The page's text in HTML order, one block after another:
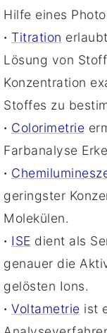
Hilfe eines
· Titration
Lösung von
Konzentration
Stoffes zu
· Colorimetrie
Farbanalyse
·
geringster
Molekülen.
· ISE dient als
genauer die
gelösten Ions.
· Voltametrie ist